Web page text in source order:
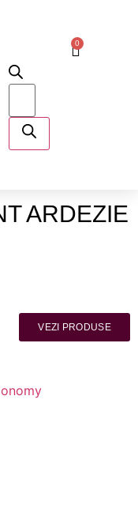
0
ARDEZIE
VEZI PRODUSE